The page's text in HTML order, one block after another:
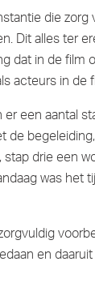
die
Dit alles ter
dat in de film
acteurs in de
een aantal
drie een
was het
en